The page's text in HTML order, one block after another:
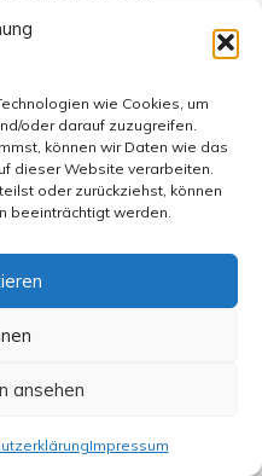
wie Cookies, um
oder darauf zuzugreifen.
können wir Daten wie das
dieser Website verarbeiten.
oder zurückziehst, können
beeinträchtigt werden.
ansehen
Impressum
diese Politiker mit solch
nur Opfer, sondern auch
Hebel kann ich
den Medien vorwirft,
es den Mächtigen
wie ihr öffentliches Bild
in spe, die
und
Weltbild öffentlich zur
als „vierter Gewalt“ mit